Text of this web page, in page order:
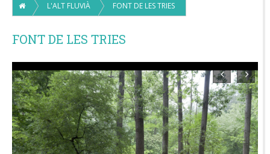
L'ALT FLUVIÀ FONT DE LES TRIES
FONT DE LES TRIES